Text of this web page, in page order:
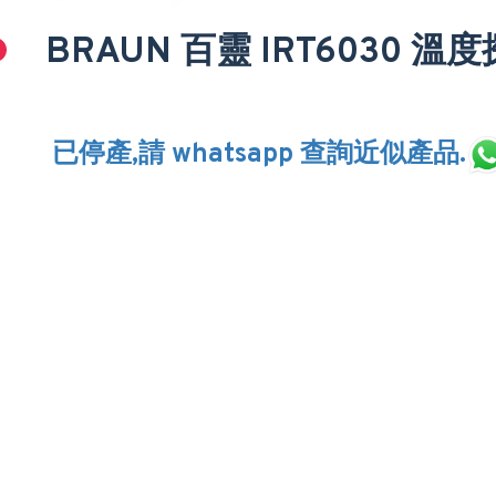
BRAUN 百靈 IRT6030 溫度
已停產,請 whatsapp 查詢近似產品.